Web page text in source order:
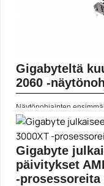
Gigabyteltä
2060 -
Näytönohjainten
mallia, jotka jakautuvat...
Aorus
Gigabyte
päivitykset
-prosessoreita